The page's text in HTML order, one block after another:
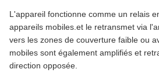
L'appareil fonctionne comme un relais
appareils mobiles.et le retransmet via
vers les zones de couverture faible ou
mobiles sont également amplifiés et
direction opposée.